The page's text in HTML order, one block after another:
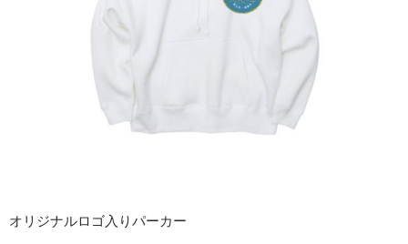
オリジナルロゴ入りパーカー